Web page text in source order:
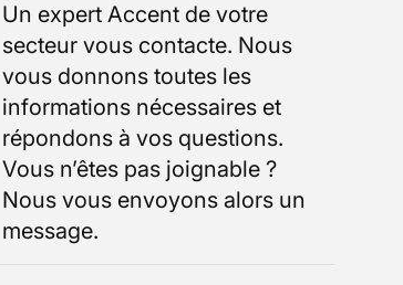
Un expert Accent de votre
secteur vous contacte. Nous
vous donnons toutes les
informations nécessaires et
répondons à vos questions.
Vous n’êtes pas joignable ?
Nous vous envoyons alors un
message.